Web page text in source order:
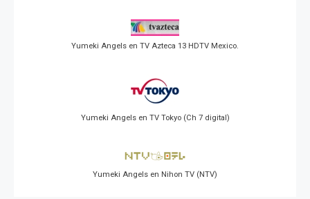
Yumeki Angels en TV Azteca 13 HDTV Mexico.
Yumeki Angels en TV Tokyo (Ch 7 digital)
Yumeki Angels en Nihon TV (NTV)